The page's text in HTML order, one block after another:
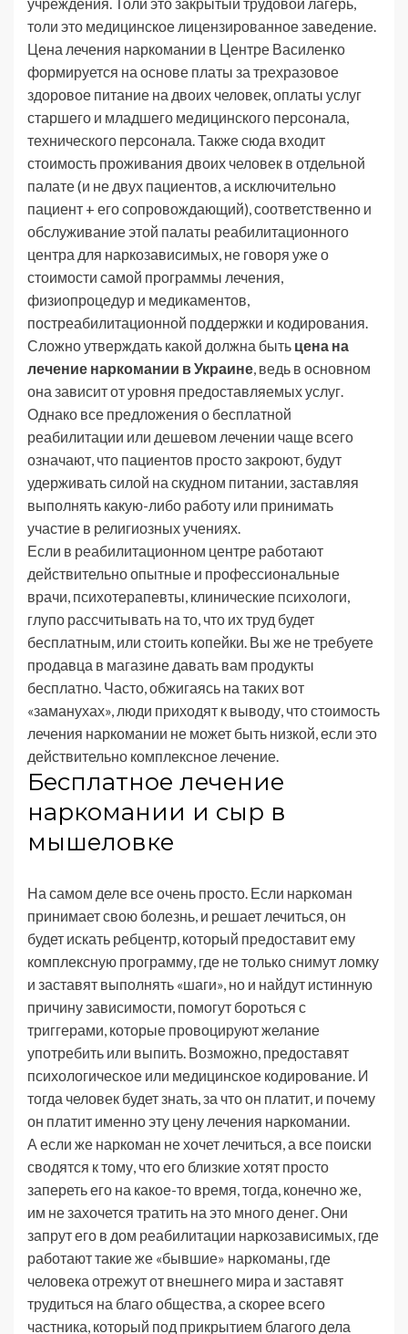
толи это медицинское лицензированное заведение.
Цена лечения наркомании в Центре Василенко
формируется на основе платы за трехразовое
здоровое питание на двоих человек, оплаты услуг
старшего и младшего медицинского персонала,
технического персонала. Также сюда входит
стоимость проживания двоих человек в отдельной
палате (и не двух пациентов, а исключительно
пациент + его сопровождающий), соответственно и
обслуживание этой палаты реабилитационного
центра для наркозависимых, не говоря уже о
стоимости самой программы лечения,
физиопроцедур и медикаментов,
постреабилитационной поддержки и кодирования.
Сложно утверждать какой должна быть цена на
лечение наркомании в Украине, ведь в основном
она зависит от уровня предоставляемых услуг.
Однако все предложения о бесплатной
реабилитации или дешевом лечении чаще всего
означают, что пациентов просто закроют, будут
удерживать силой на скудном питании, заставляя
выполнять какую-либо работу или принимать
участие в религиозных учениях.
Если в реабилитационном центре работают
действительно опытные и профессиональные
врачи, психотерапевты, клинические психологи,
глупо рассчитывать на то, что их труд будет
бесплатным, или стоить копейки. Вы же не требуете
продавца в магазине давать вам продукты
бесплатно. Часто, обжигаясь на таких вот
«заманухах», люди приходят к выводу, что стоимость
лечения наркомании не может быть низкой, если это
действительно комплексное лечение.
Бесплатное лечение
наркомании и сыр в
мышеловке
На самом деле все очень просто. Если наркоман
принимает свою болезнь, и решает лечиться, он
будет искать ребцентр, который предоставит ему
комплексную программу, где не только снимут ломку
и заставят выполнять «шаги», но и найдут истинную
причину зависимости, помогут бороться с
триггерами, которые провоцируют желание
употребить или выпить. Возможно, предоставят
психологическое или медицинское кодирование. И
тогда человек будет знать, за что он платит, и почему
он платит именно эту цену лечения наркомании.
А если же наркоман не хочет лечиться, а все поиски
сводятся к тому, что его близкие хотят просто
запереть его на какое-то время, тогда, конечно же,
им не захочется тратить на это много денег. Они
запрут его в дом реабилитации наркозависимых, где
работают такие же «бывшие» наркоманы, где
человека отрежут от внешнего мира и заставят
трудиться на благо общества, а скорее всего
частника, который под прикрытием благого дела